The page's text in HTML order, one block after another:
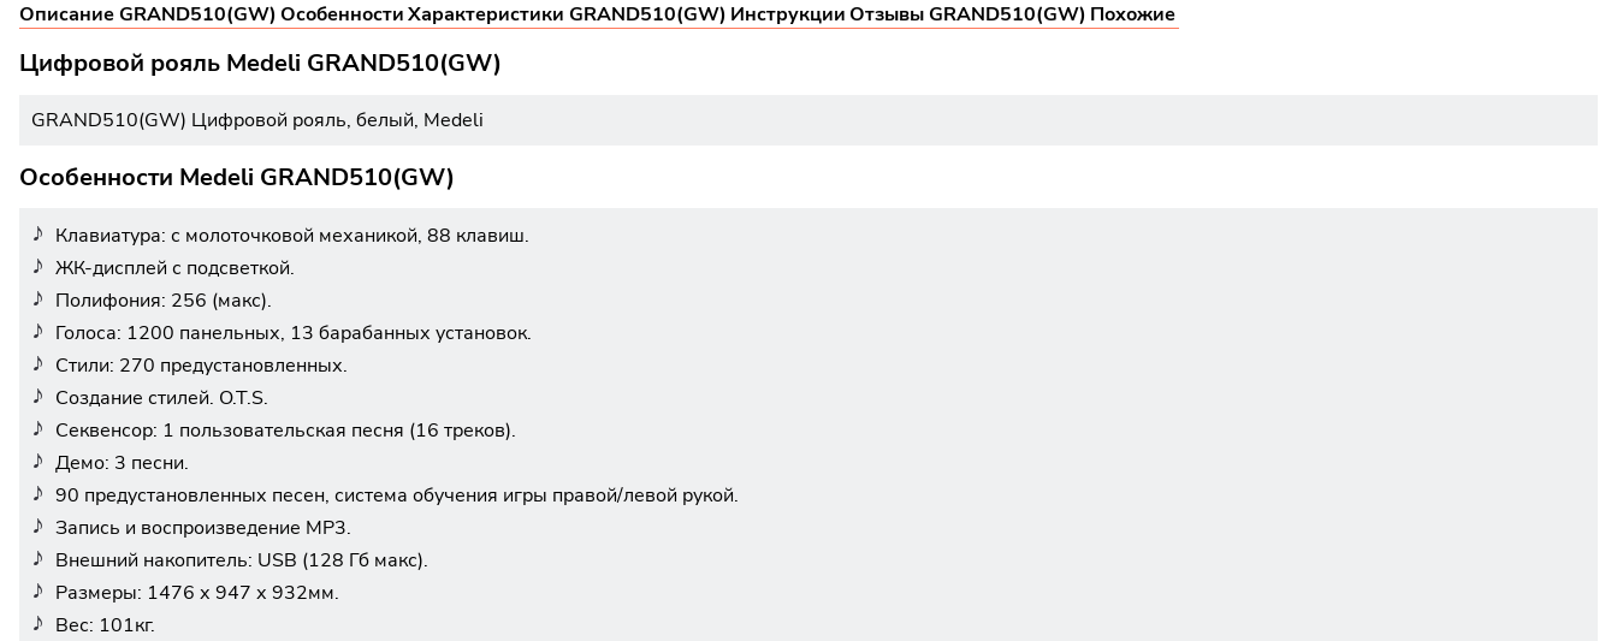
Описание GRAND510(GW)ОсобенностиХарактеристики GRAND510(GW) ИнструкцииОтзывы GRAND510(GW) Похожие
Цифровой рояль Medeli GRAND510(GW)
GRAND510(GW) Цифровой рояль, белый, Medeli
Особенности Medeli GRAND510(GW)
Клавиатура: с молоточковой механикой, 88 клавиш.
ЖК-дисплей с подсветкой.
Полифония: 256 (макс).
Голоса: 1200 панельных, 13 барабанных установок.
Стили: 270 предустановленных.
Создание стилей. O.T.S.
Секвенсор: 1 пользовательская песня (16 треков).
Демо: 3 песни.
90 предустановленных песен, система обучения игры правой/левой рукой.
Запись и воспроизведение MP3.
Внешний накопитель: USB (128 Гб макс).
Размеры: 1476 х 947 х 932мм.
Вес: 101кг.